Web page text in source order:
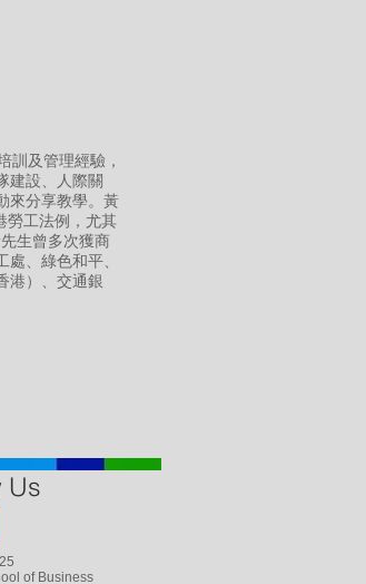
訓及管理經驗，
建設、人際關
來分享教學。黃
勞工法例，尤其
生曾多次獲商
、綠色和平、
港）、交通銀
Us
of Business